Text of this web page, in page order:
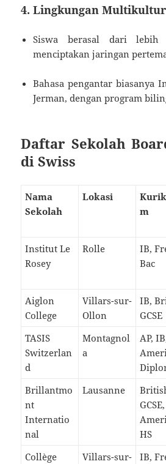
4. Lingkungan
Siswa berasal dari lebih
menciptakan jaringan
Bahasa pengantar biasanya
Jerman, dengan program
Daftar Sekolah
di Swiss
Nama
Sekolah
Lokasi
m
Institut Le
Rosey
Rolle
IB,
Bac
Aiglon
College
Villars-sur-
Ollon
IB,
GCSE
TASIS
Switzerlan
d
Montagnol
a
AP,
Brillantmo
nt
Internatio
nal
Lausanne
GCSE,
HS
Collège
Villars-sur-
IB,